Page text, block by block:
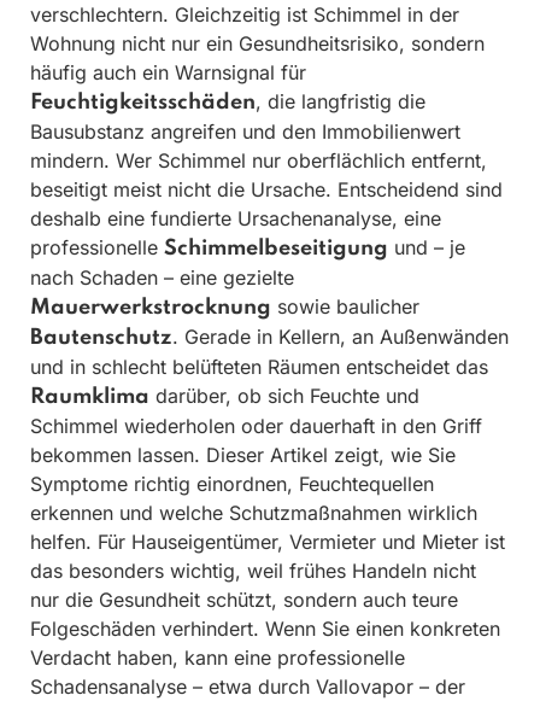
verschlechtern. Gleichzeitig ist Schimmel in der
Wohnung nicht nur ein Gesundheitsrisiko, sondern
häufig auch ein Warnsignal für
Feuchtigkeitsschäden, die langfristig die
Bausubstanz angreifen und den Immobilienwert
mindern. Wer Schimmel nur oberflächlich entfernt,
beseitigt meist nicht die Ursache. Entscheidend sind
deshalb eine fundierte Ursachenanalyse, eine
professionelle Schimmelbeseitigung und – je
nach Schaden – eine gezielte
Mauerwerkstrocknung sowie baulicher
Bautenschutz. Gerade in Kellern, an Außenwänden
und in schlecht belüfteten Räumen entscheidet das
Raumklima darüber, ob sich Feuchte und
Schimmel wiederholen oder dauerhaft in den Griff
bekommen lassen. Dieser Artikel zeigt, wie Sie
Symptome richtig einordnen, Feuchtequellen
erkennen und welche Schutzmaßnahmen wirklich
helfen. Für Hauseigentümer, Vermieter und Mieter ist
das besonders wichtig, weil frühes Handeln nicht
nur die Gesundheit schützt, sondern auch teure
Folgeschäden verhindert. Wenn Sie einen konkreten
Verdacht haben, kann eine professionelle
Schadensanalyse – etwa durch Vallovapor – der